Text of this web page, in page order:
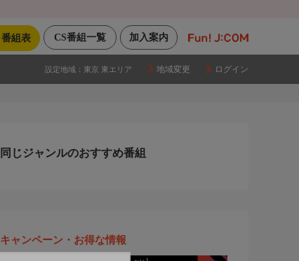
加入案内
CS番組一覧
番組表
設定地域： 東京 東エリア 地域変更 ログイン
同じジャンルのおすすめ番組
キャンペーン・お得な情報